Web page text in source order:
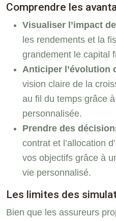
Comprendre les
Visualiser l’impact
les rendements et la
grandement le capital
Anticiper l’évolution
vision claire de la
au fil du temps grâce
personnalisée.
Prendre des
contrat et l’allocation
vos objectifs grâce à
vie personnalisé.
Les limites des
Bien que les assureurs